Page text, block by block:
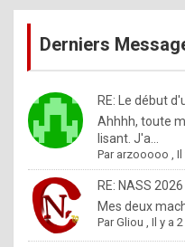
publications
Derniers
RE: Le début
Ahhhh, toute
lisant. J'a...
Par arzooooo ,Il
RE: NASS 2026
Mes deux
ParGliou ,Il y a